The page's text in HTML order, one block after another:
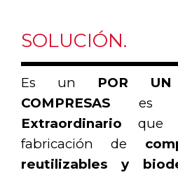
SOLUCIÓN.
Es un POR
COMPRESAS es
Extraordinario que
fabricaciónde
reutilizables y